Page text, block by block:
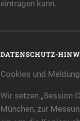
eintragen kann.
DATENSCHUTZ-
Cookies und
Wir setzen „Session-
München, zur